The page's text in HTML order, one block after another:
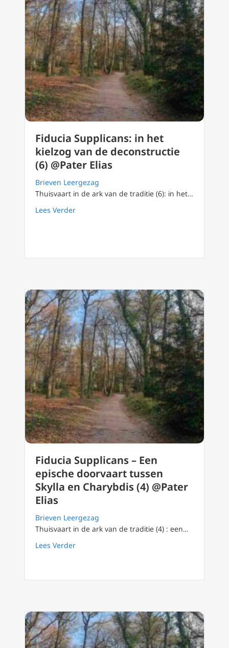
Fiducia Supplicans: in het
kielzog van de deconstructie
(6) @Pater Elias
Brieven Leergezag
Thuisvaart in de ark van de traditie (6): in het…
Lees Verderabout Fiducia Supplicans: in het kielzog van
Fiducia Supplicans – Een
epische doorvaart tussen
Skylla en Charybdis (4) @Pater
Elias
Brieven Leergezag
Thuisvaart in de ark van de traditie (4) : een…
Lees Verderabout Fiducia Supplicans – Een epische